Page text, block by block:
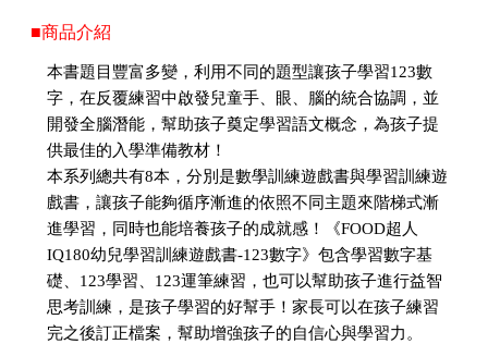
■商品介紹
本書題目豐富多變，利用不同的題型讓孩子學習123數
字，在反覆練習中啟發兒童手、眼、腦的統合協調，並
開發全腦潛能，幫助孩子奠定學習語文概念，為孩子提
供最佳的入學準備教材！
本系列總共有8本，分別是數學訓練遊戲書與學習訓練遊
戲書，讓孩子能夠循序漸進的依照不同主題來階梯式漸
進學習，同時也能培養孩子的成就感！《FOOD超人
IQ180幼兒學習訓練遊戲書-123數字》包含學習數字基
礎、123學習、123運筆練習，也可以幫助孩子進行益智
思考訓練，是孩子學習的好幫手！家長可以在孩子練習
完之後訂正檔案，幫助增強孩子的自信心與學習力。